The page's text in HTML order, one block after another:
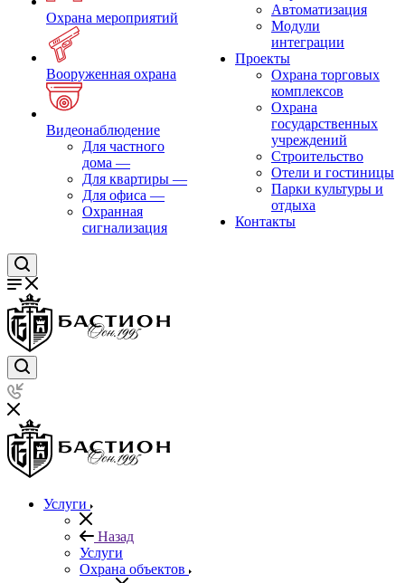
Охрана мероприятий
Вооруженная охрана
Видеонаблюдение
Для частного
дома —
Для квартиры —
Для офиса —
Охранная
сигнализация
Автоматизация
Модули
интеграции
Проекты
Охрана торговых
комплексов
Охрана
государственных
учреждений
Строительство
Отели и гостиницы
Парки культуры и
отдыха
Контакты
Услуги
Назад
Услуги
Охрана объектов